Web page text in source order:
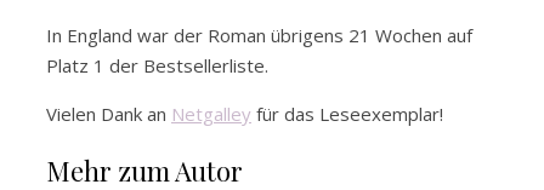
In England war der Roman übrigens 21 Wochen auf
Platz 1 der Bestsellerliste.
Vielen Dank an Netgalley für das Leseexemplar!
Mehr zum Autor